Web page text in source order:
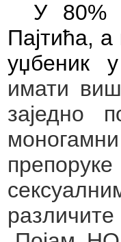
У 80%
Пајтића,
уџбеник
имати
заједно
моногамни